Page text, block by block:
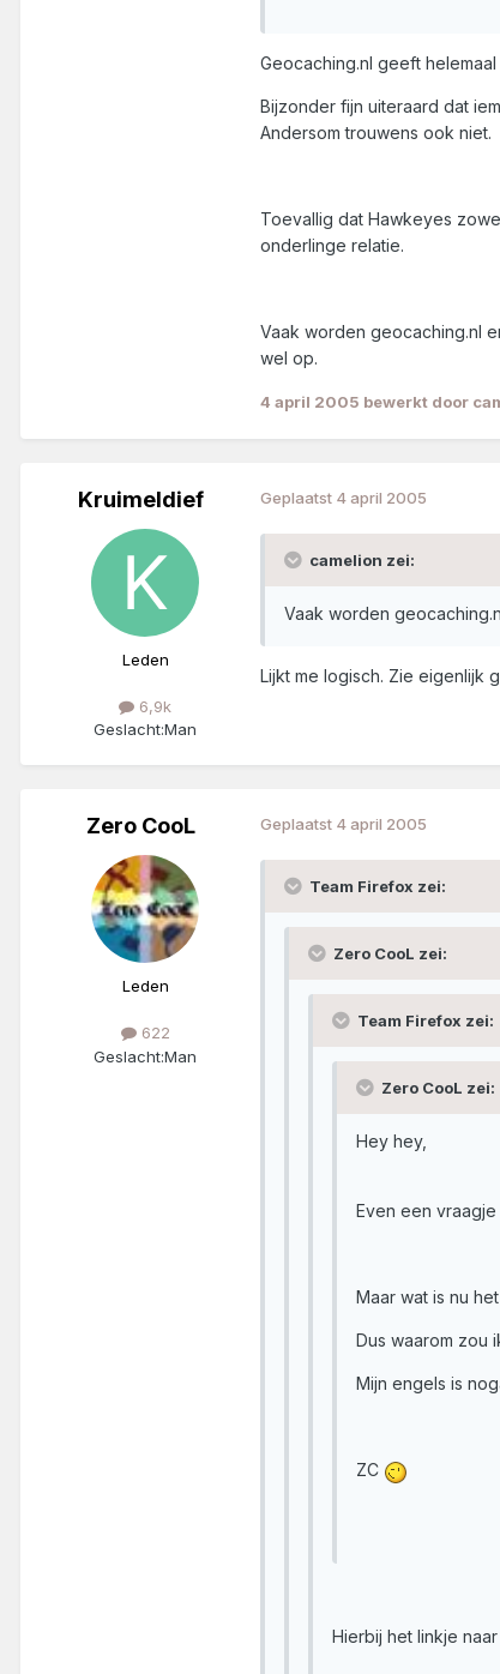
Geocaching.nl geeft
Bijzonder fijn uiteraard dat
Andersom trouwens ook niet.
Toevallig dat Hawkeyes
onderlinge relatie.
Vaak worden geocaching.nl
wel op.
4 april 2005 bewerkt door
Kruimeldief
Leden
6,9k
Geslacht:Man
Geplaatst 4 april 2005
camelion zei:
Vaak worden
Lijkt me logisch. Zie eigenlijk
Zero CooL
Leden
622
Geslacht:Man
Geplaatst 4 april 2005
Team Firefox zei:
Zero CooL zei:
Team Firefox zei:
Zero CooL zei:
Hey hey,
Even een
Maar wat is nu
Dus waarom zou
Mijn engels is
ZC
Hierbij het linkje